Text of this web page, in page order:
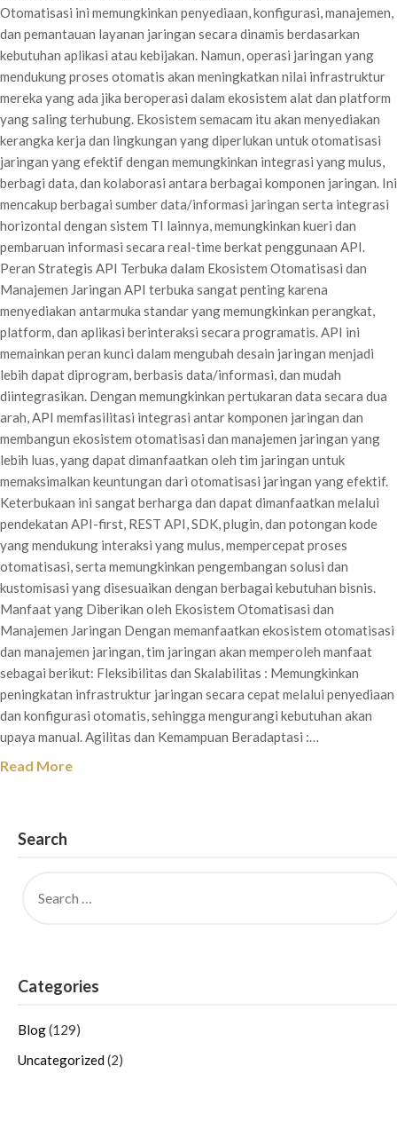
Otomatisasi ini memungkinkan penyediaan, konfigurasi, manajemen,
dan pemantauan layanan jaringan secara dinamis berdasarkan
kebutuhan aplikasi atau kebijakan. Namun, operasi jaringan yang
mendukung proses otomatis akan meningkatkan nilai infrastruktur
mereka yang ada jika beroperasi dalam ekosistem alat dan platform
yang saling terhubung. Ekosistem semacam itu akan menyediakan
kerangka kerja dan lingkungan yang diperlukan untuk otomatisasi
jaringan yang efektif dengan memungkinkan integrasi yang mulus,
berbagi data, dan kolaborasi antara berbagai komponen jaringan. Ini
mencakup berbagai sumber data/informasi jaringan serta integrasi
horizontal dengan sistem TI lainnya, memungkinkan kueri dan
pembaruan informasi secara real-time berkat penggunaan API.
Peran Strategis API Terbuka dalam Ekosistem Otomatisasi dan
Manajemen Jaringan API terbuka sangat penting karena
menyediakan antarmuka standar yang memungkinkan perangkat,
platform, dan aplikasi berinteraksi secara programatis. API ini
memainkan peran kunci dalam mengubah desain jaringan menjadi
lebih dapat diprogram, berbasis data/informasi, dan mudah
diintegrasikan. Dengan memungkinkan pertukaran data secara dua
arah, API memfasilitasi integrasi antar komponen jaringan dan
membangun ekosistem otomatisasi dan manajemen jaringan yang
lebih luas, yang dapat dimanfaatkan oleh tim jaringan untuk
memaksimalkan keuntungan dari otomatisasi jaringan yang efektif.
Keterbukaan ini sangat berharga dan dapat dimanfaatkan melalui
pendekatan API-first, REST API, SDK, plugin, dan potongan kode
yang mendukung interaksi yang mulus, mempercepat proses
otomatisasi, serta memungkinkan pengembangan solusi dan
kustomisasi yang disesuaikan dengan berbagai kebutuhan bisnis.
Manfaat yang Diberikan oleh Ekosistem Otomatisasi dan
Manajemen Jaringan Dengan memanfaatkan ekosistem otomatisasi
dan manajemen jaringan, tim jaringan akan memperoleh manfaat
sebagai berikut: Fleksibilitas dan Skalabilitas : Memungkinkan
peningkatan infrastruktur jaringan secara cepat melalui penyediaan
dan konfigurasi otomatis, sehingga mengurangi kebutuhan akan
upaya manual. Agilitas dan Kemampuan Beradaptasi :…
Read More
Search
Categories
Blog(129)
Uncategorized(2)